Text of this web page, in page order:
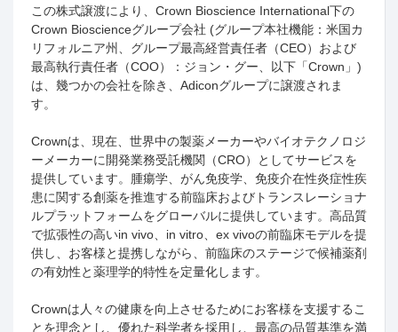
この株式譲渡により、 Crown Bioscience International下の
Crown Bioscienceグループ会社 (グループ本社機能：米国カ
リフォルニア州、グループ最高経営責任者（CEO）および
最高執行責任者（COO）：ジョン・グー、以下「Crown 」 )
は、幾つかの会社を除き、 Adiconグループに譲渡されま
す。
Crownは、現在、世界中の製薬メーカーやバイオテクノロジ
ーメーカーに開発業務受託機関（CRO）としてサービスを
提供しています。腫瘍学、がん免疫学、免疫介在性炎症性疾
患に関する創薬を推進する前臨床およびトランスレーショナ
ルプラットフォームをグローバルに提供しています。高品質
で拡張性の高いin vivo in vitro ex vivoの前臨床モデルを提
供し、お客様と提携しながら、前臨床のステージで候補薬剤
の有効性と薬理学的特性を定量化します。
Crownは人々の健康を向上させるためにお客様を支援するこ
とを理念とし、優れた科学者を採用し、最高の品質基準を満